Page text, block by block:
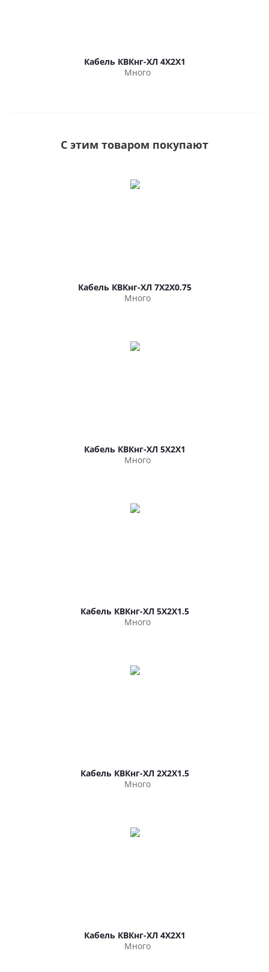
Кабель КВКнг-ХЛ 4Х2Х1
Много
С этим товаром покупают
Кабель КВКнг-ХЛ 7Х2Х0.75
Много
Кабель КВКнг-ХЛ 5Х2Х1
Много
Кабель КВКнг-ХЛ 5Х2Х1.5
Много
Кабель КВКнг-ХЛ 2Х2Х1.5
Много
Кабель КВКнг-ХЛ 4Х2Х1
Много